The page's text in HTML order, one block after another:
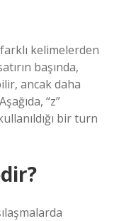
kelimelerden
başında,
ancak daha
“z”
bir turn